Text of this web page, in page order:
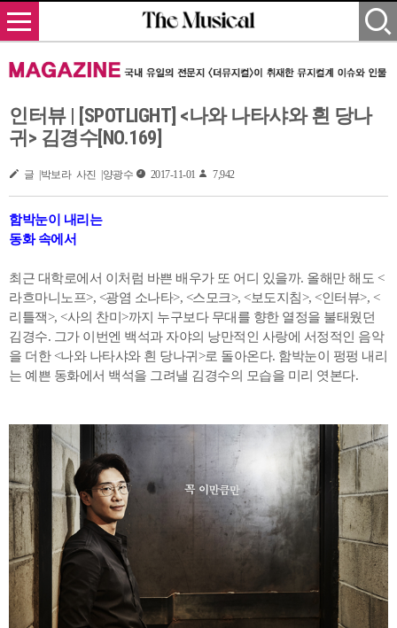
인터뷰 | [SPOTLIGHT] <나와 나타샤와 흰 당나
귀> 김경수[NO.169]
글 |박보라 사진 |양광수 2017-11-01 7,942
함박눈이 내리는
동화 속에서
최근 대학로에서 이처럼 바쁜 배우가 또 어디 있을까. 올해만 해도 <
라흐마니노프>, <광염 소나타>, <스모크>, <보도지침>, <인터뷰>, <
리틀잭>, <사의 찬미>까지 누구보다 무대를 향한 열정을 불태웠던
김경수. 그가 이번엔 백석과 자야의 낭만적인 사랑에 서정적인 음악
을 더한 <나와 나타샤와 흰 당나귀>로 돌아온다. 함박눈이 펑펑 내리
는 예쁜 동화에서 백석을 그려낼 김경수의 모습을 미리 엿본다.